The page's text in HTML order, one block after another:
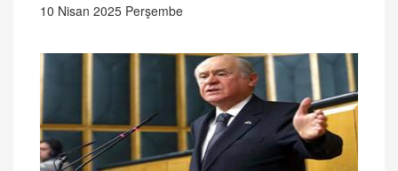
10 Nisan 2025 Perşembe